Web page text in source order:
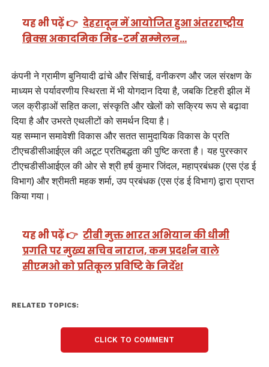
यह भी पढ़ें 👉 देहरादून में आयोजित हुआ अंतरराष्ट्रीय
ब्रिक्स अकादमिक मिड-टर्म सम्मेलन…
कंपनी ने ग्रामीण बुनियादी ढांचे और सिंचाई, वनीकरण और जल संरक्षण के
माध्यम से पर्यावरणीय स्थिरता में भी योगदान दिया है, जबकि टिहरी झील में
जल क्रीड़ाओं सहित कला, संस्कृति और खेलों को सक्रिय रूप से बढ़ावा
दिया है और उभरते एथलीटों को समर्थन दिया है।
यह सम्मान समावेशी विकास और सतत सामुदायिक विकास के प्रति
टीएचडीसीआईएल की अटूट प्रतिबद्धता की पुष्टि करता है। यह पुरस्कार
टीएचडीसीआईएल की ओर से श्री हर्ष कुमार जिंदल, महाप्रबंधक (एस एंड ई
विभाग) और श्रीमती महक शर्मा, उप प्रबंधक (एस एंड ई विभाग) द्वारा प्राप्त
किया गया।
यह भी पढ़ें 👉 टीबी मुक्त भारत अभियान की धीमी
प्रगति पर मुख्य सचिव नाराज, कम प्रदर्शन वाले
सीएमओ को प्रतिकूल प्रविष्टि के निर्देश
RELATED TOPICS:
CLICK TO COMMENT